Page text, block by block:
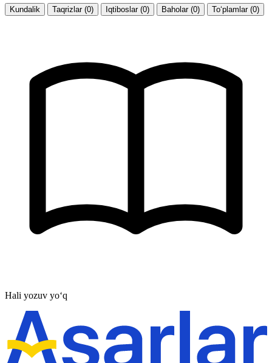
Kundalik Taqrizlar (0) Iqtiboslar (0) Baholar (0) To‘plamlar (0)
Hali yozuv yo‘q